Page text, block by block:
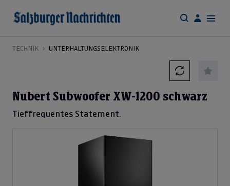
TECHNIK UNTERHALTUNGSELEKTRONIK
Nubert Subwoofer XW-1200 schwarz
Tieffrequentes Statement.